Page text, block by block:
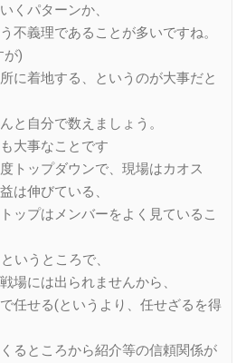
くパターンか、
不義理であることが多いですね。
が)
に着地する、というのが大事だと
と自分で数えましょう。
大事なことです
トップダウンで、現場はカオス
は伸びている、
ップはメンバーをよく見ているこ
いうところで、
場には出られませんから、
任せる(というより、任せざるを得
るところから紹介等の信頼関係が